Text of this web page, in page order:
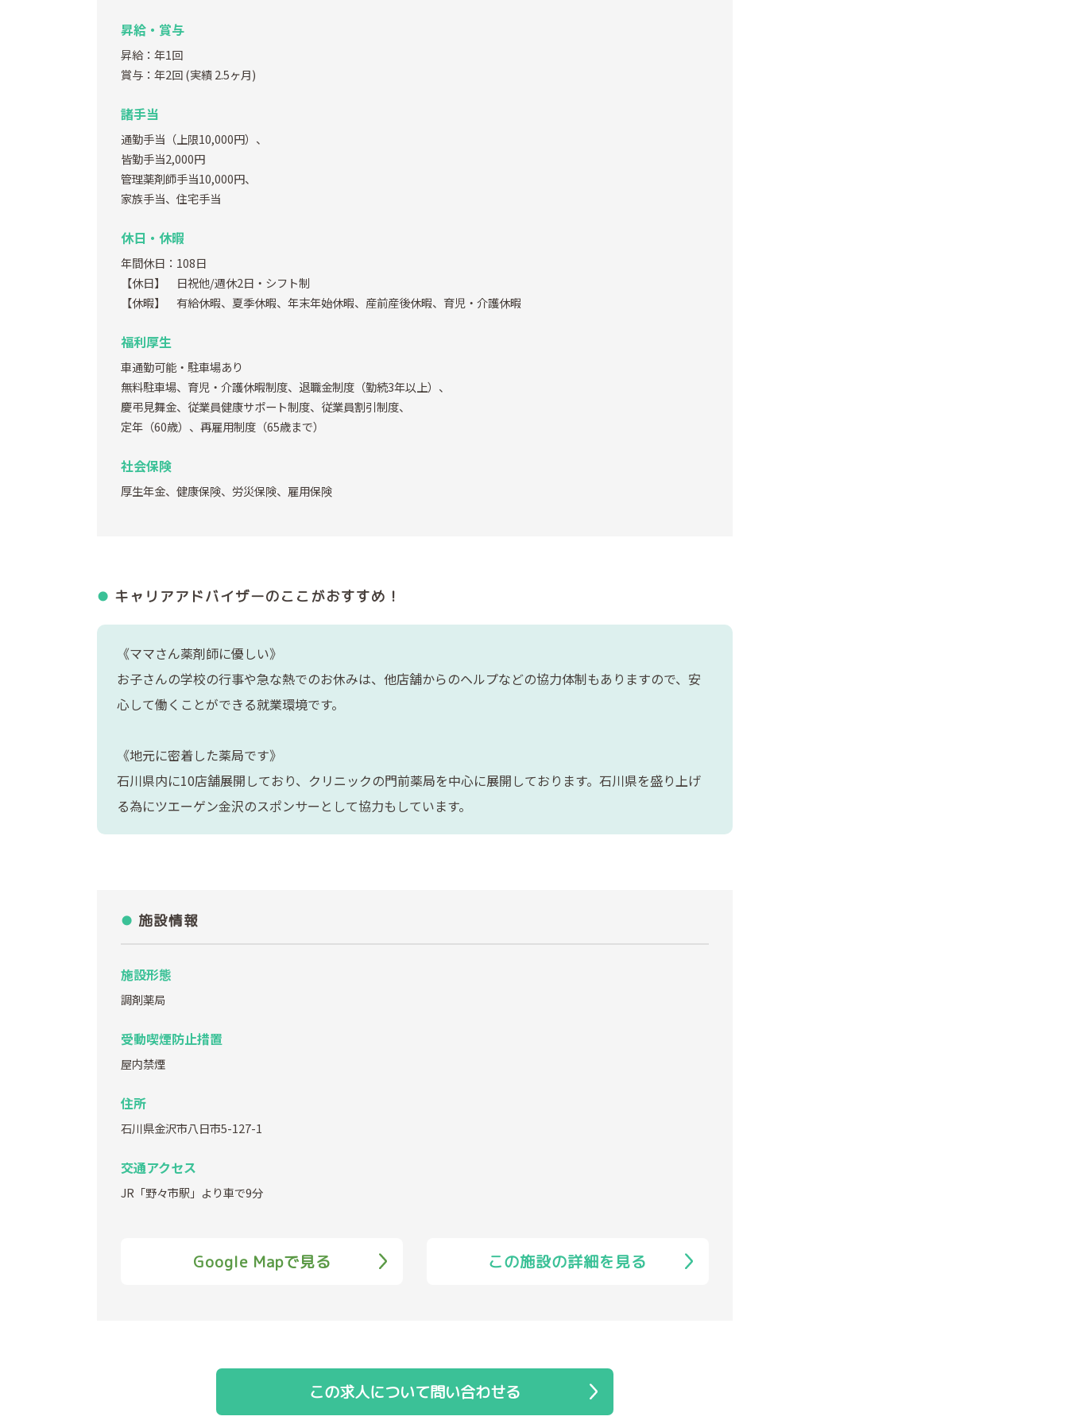
昇給・賞与
昇給：年1回
賞与：年2回(実績 2.5ヶ月)
諸手当
通勤手当（上限10,000円）、
皆勤手当2,000円
管理薬剤師手当10,000円、
家族手当、住宅手当
休日・休暇
年間休日：108日
【休日】 日祝他/週休2日・シフト制
【休暇】 有給休暇、夏季休暇、年末年始休暇、産前産後休暇、育児・介護休暇
福利厚生
車通勤可能・駐車場あり
無料駐車場、育児・介護休暇制度、退職金制度（勤続3年以上）、
慶弔見舞金、従業員健康サポート制度、従業員割引制度、
定年（60歳）、再雇用制度（65歳まで）
社会保険
厚生年金、健康保険、労災保険、雇用保険
キャリアアドバイザーのここがおすすめ！
《ママさん薬剤師に優しい》
お子さんの学校の行事や急な熱でのお休みは、他店舗からのヘルプなどの協力体制もありますので、安
心して働くことができる就業環境です。
《地元に密着した薬局です》
石川県内に10店舗展開しており、クリニックの門前薬局を中心に展開しております。石川県を盛り上げ
る為にツエーゲン金沢のスポンサーとして協力もしています。
施設情報
施設形態
調剤薬局
受動喫煙防止措置
屋内禁煙
住所
石川県金沢市八日市5-127-1
交通アクセス
JR「野々市駅」より車で9分
Google Mapで見る この施設の詳細を見る
この求人について問い合わせる